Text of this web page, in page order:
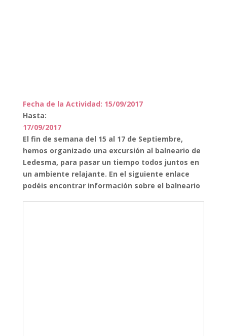
Fecha de la Actividad: 15/09/2017
Hasta:
17/09/2017
El fin de semana del 15 al 17 de Septiembre,
hemos organizado una excursión al balneario de
Ledesma, para pasar un tiempo todos juntos en
un ambiente relajante. En el siguiente enlace
podéis encontrar información sobre el balneario